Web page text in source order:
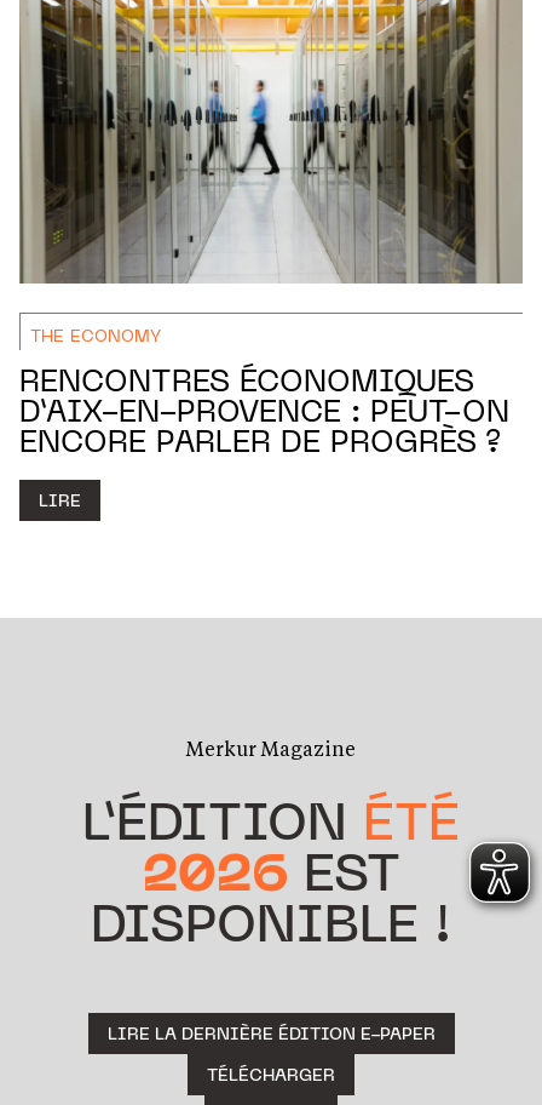
THE ECONOMY
RENCONTRES ÉCONOMIQUES
D’AIX-EN-PROVENCE : PEUT-ON
ENCORE PARLER DE PROGRÈS ?
LIRE
Merkur Magazine
L’ÉDITION ÉTÉ
2026 EST
DISPONIBLE !
LIRE LA DERNIÈRE ÉDITION E-PAPER
TÉLÉCHARGER